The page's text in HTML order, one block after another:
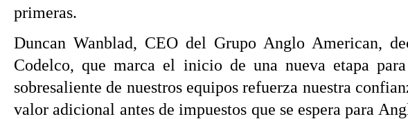
primeras.
Duncan Wanblad, CEO del Grupo Anglo American,
Codelco, que marca el inicio de una nueva etapa
sobresaliente de nuestros equipos refuerza nuestra
valor adicional antes de impuestos que se espera para